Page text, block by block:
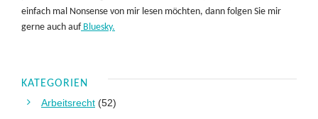
einfach mal Nonsense von mir lesen möchten, dann folgen Sie mir
gerne auch aufBluesky.
KATEGORIEN
Arbeitsrecht (52)